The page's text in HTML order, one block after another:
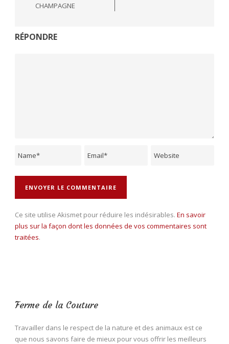
CHAMPAGNE
RÉPONDRE
Ce site utilise Akismet pour réduire les indésirables. En savoir
plus sur la façon dont les données de vos commentaires sont
traitées.
Ferme de la Couture
Travailler dans le respect de la nature et des animaux est ce
que nous savons faire de mieux pour vous offrir les meilleurs